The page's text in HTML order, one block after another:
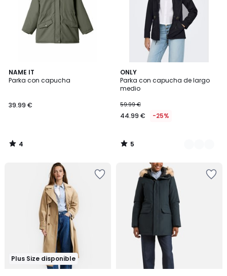
NAME IT
Parka con capucha
39.99 €
4
/
4
/
ONLY
Parka con capucha de largo
medio
59.99 €
44.99 € -25%
5
/
5
2
Colores
5
/
Plus Size disponible